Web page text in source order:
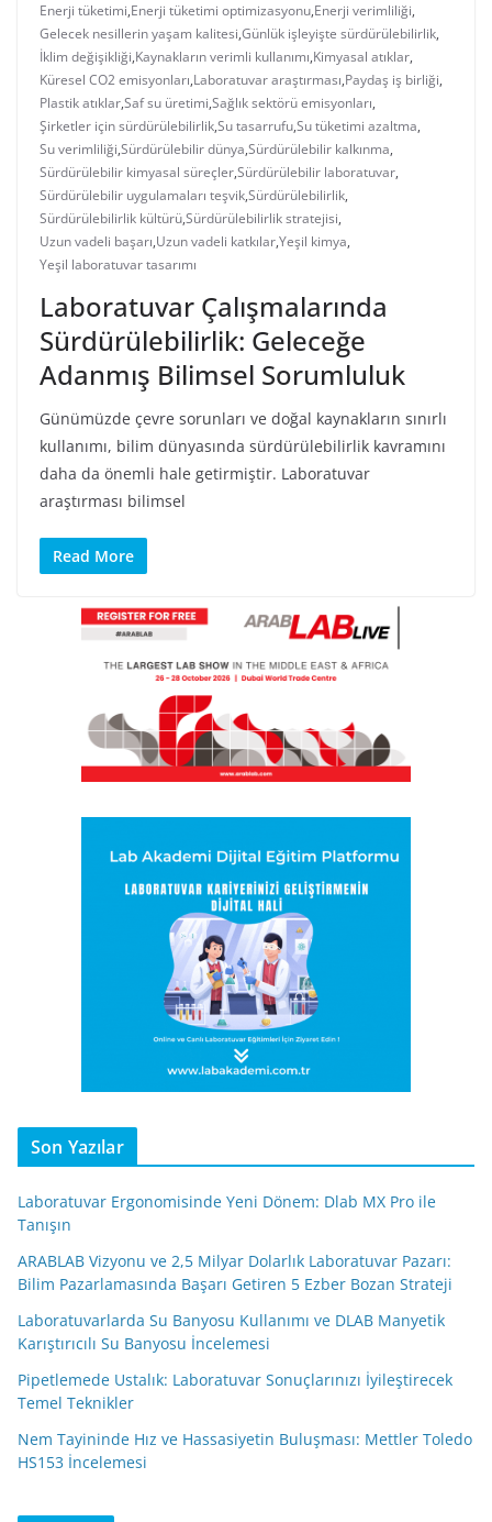
Enerji tüketimi,Enerji tüketimi optimizasyonu,Enerji verimliliği,
Gelecek nesillerin yaşam kalitesi,Günlük işleyişte sürdürülebilirlik,
İklim değişikliği,Kaynakların verimli kullanımı,Kimyasal atıklar,
Küresel CO2 emisyonları,Laboratuvar araştırması,Paydaş iş birliği,
Plastik atıklar,Saf su üretimi,Sağlık sektörü emisyonları,
Şirketler için sürdürülebilirlik,Su tasarrufu,Su tüketimi azaltma,
Su verimliliği,Sürdürülebilir dünya,Sürdürülebilir kalkınma,
Sürdürülebilir kimyasal süreçler,Sürdürülebilir laboratuvar,
Sürdürülebilir uygulamaları teşvik,Sürdürülebilirlik,
Sürdürülebilirlik kültürü,Sürdürülebilirlik stratejisi,
Uzun vadeli başarı,Uzun vadeli katkılar,Yeşil kimya,
Yeşil laboratuvar tasarımı
Laboratuvar Çalışmalarında
Sürdürülebilirlik: Geleceğe
Adanmış Bilimsel Sorumluluk
Günümüzde çevre sorunları ve doğal kaynakların sınırlı
kullanımı, bilim dünyasında sürdürülebilirlik kavramını
daha da önemli hale getirmiştir. Laboratuvar
araştırması bilimsel
Read More
Son Yazılar
Laboratuvar Ergonomisinde Yeni Dönem: Dlab MX Pro ile
Tanışın
ARABLAB Vizyonu ve 2,5 Milyar Dolarlık Laboratuvar Pazarı:
Bilim Pazarlamasında Başarı Getiren 5 Ezber Bozan Strateji
Laboratuvarlarda Su Banyosu Kullanımı ve DLAB Manyetik
Karıştırıcılı Su Banyosu İncelemesi
Pipetlemede Ustalık: Laboratuvar Sonuçlarınızı İyileştirecek
Temel Teknikler
Nem Tayininde Hız ve Hassasiyetin Buluşması: Mettler Toledo
HS153 İncelemesi